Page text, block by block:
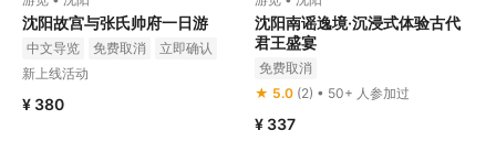
沈阳故宫与张氏帅府一日游
中文导览 免费取消
立即确认
新上线活动
¥ 380
沈阳南谣逸境·沉浸式体验古代
君王盛宴
免费取消
★ 5.0 (2) • 50+ 人参加过
¥ 337